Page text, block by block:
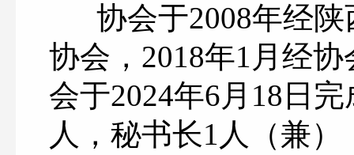
协会于2008年经陕
协会，2018年1月经
会于2024年6月18日
人，秘书长1人（兼）